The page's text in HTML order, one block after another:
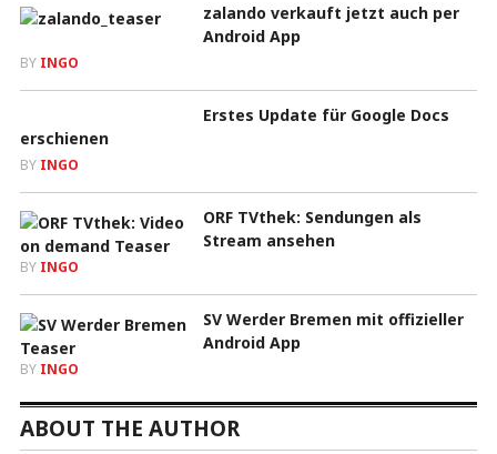
zalando verkauft jetzt auch per
Android App
BY INGO
Erstes Update für Google Docs
erschienen
BY INGO
ORF TVthek: Sendungen als
Stream ansehen
BY INGO
SV Werder Bremen mit offizieller
Android App
BY INGO
ABOUT THE AUTHOR